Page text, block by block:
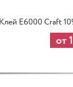
Клей E6000 Craft
от